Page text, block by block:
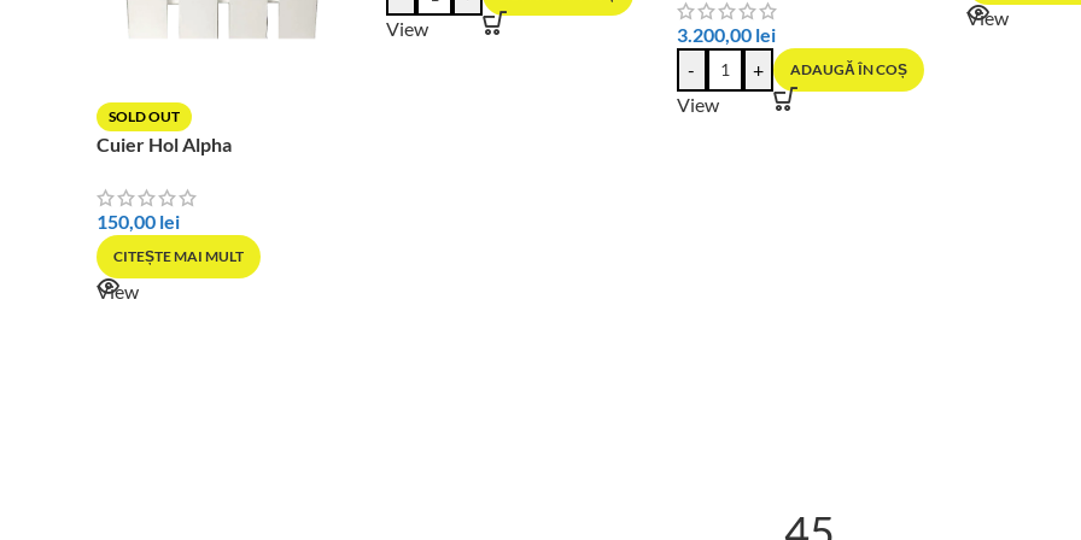
SOLD OUT
Cuier Hol Alpha
150,00 lei
CITEȘTE MAI MULT
View
View 3.200,00 lei
-
+ ADAUGĂ ÎN COȘ
View
View